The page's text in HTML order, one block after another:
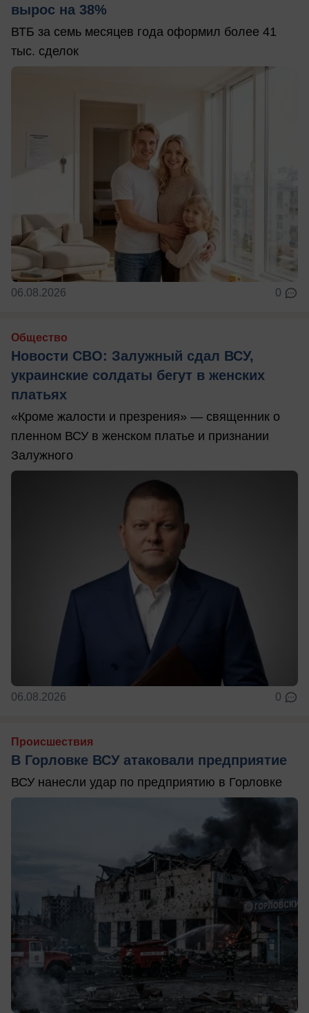
вырос на 38%
ВТБ за семь месяцев года оформил более 41
тыс. сделок
06.08.2026 0
Общество
Новости СВО: Залужный сдал ВСУ,
украинские солдаты бегут в женских
платьях
«Кроме жалости и презрения» — священник о
пленном ВСУ в женском платье и признании
Залужного
06.08.2026 0
Происшествия
В Горловке ВСУ атаковали предприятие
ВСУ нанесли удар по предприятию в Горловке